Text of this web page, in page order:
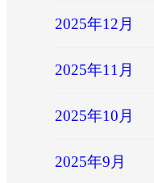
2025年12月
2025年11月
2025年10月
2025年9月